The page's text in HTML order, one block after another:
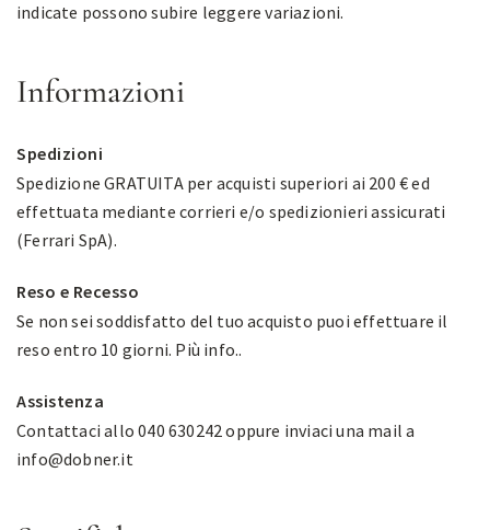
indicate possono subire leggere variazioni.
Informazioni
Spedizioni
Spedizione GRATUITA per acquisti superiori ai 200 € ed
effettuata mediante corrieri e/o spedizionieri assicurati
(Ferrari SpA).
Reso e Recesso
Se non sei soddisfatto del tuo acquisto puoi effettuare il
reso entro 10 giorni. Più info..
Assistenza
Contattaci allo 040 630242 oppure inviaci una mail a
info@dobner.it